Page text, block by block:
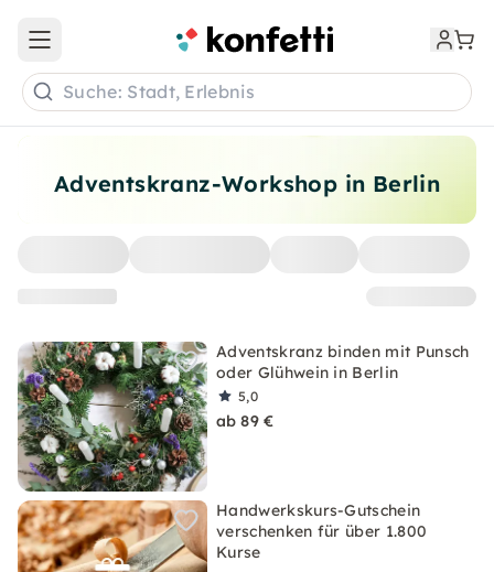
Adventskranz-Workshop in Berlin
Adventskranz binden mit Punsch
oder Glühwein in Berlin
5,0
ab 89 €
Handwerkskurs-Gutschein
verschenken für über 1.800
Kurse
Open main menu
Suche: Stadt, Erlebnis